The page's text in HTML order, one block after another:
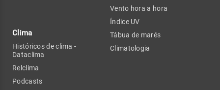
Clima
Históricos de clima -
Dataclima
Relclima
Podcasts
Vento hora a hora
Índice UV
Tábua de marés
Climatologia